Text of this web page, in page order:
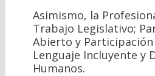
Asimismo, la
Trabajo Legislativo;
Abierto y Participación
Lenguaje Incluyente y
Humanos.